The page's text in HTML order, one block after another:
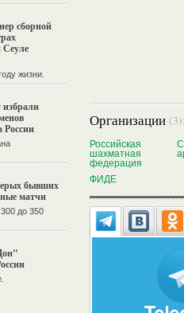
сборной
жизни.
избрали
России
бывших
матчи
до 350
Организации
Российская
шахматная
федерация
ФИДЕ